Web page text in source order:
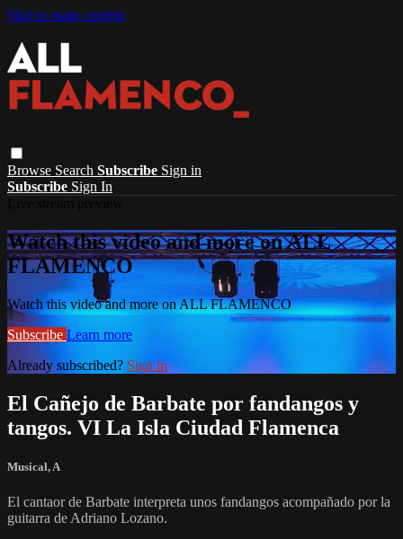
Skip to main content
Browse Search Subscribe Sign in
Subscribe Sign In
Watch this video and more on ALL
FLAMENCO
Watch this video and more on ALL FLAMENCO
Subscribe Learn more
Already subscribed? Sign in
El Cañejo de Barbate por fandangos y
tangos. VI La Isla Ciudad Flamenca
Musical, A
El cantaor de Barbate interpreta unos fandangos acompañado por la
guitarra de Adriano Lozano.